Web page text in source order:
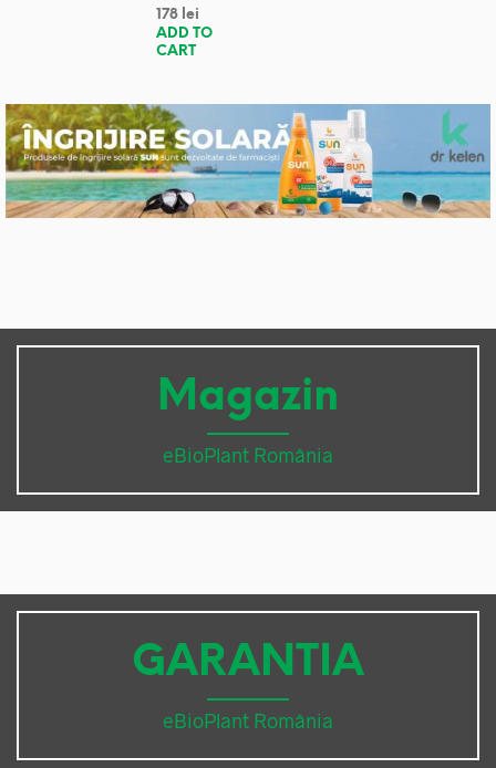
178 lei
ADD TO
CART
Magazin
eBioPlant România
GARANTIA
eBioPlant România